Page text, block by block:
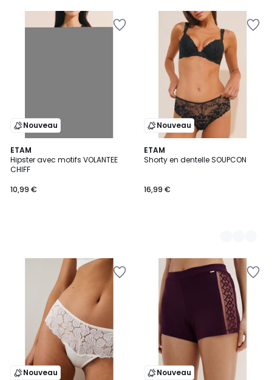
Nouveau
ETAM
Hipster avec motifs VOLANTEE
CHIFF
10,99 €
Nouveau
ETAM
Shorty en dentelle SOUPCON
16,99 €
3
Couleurs
Nouveau Nouveau